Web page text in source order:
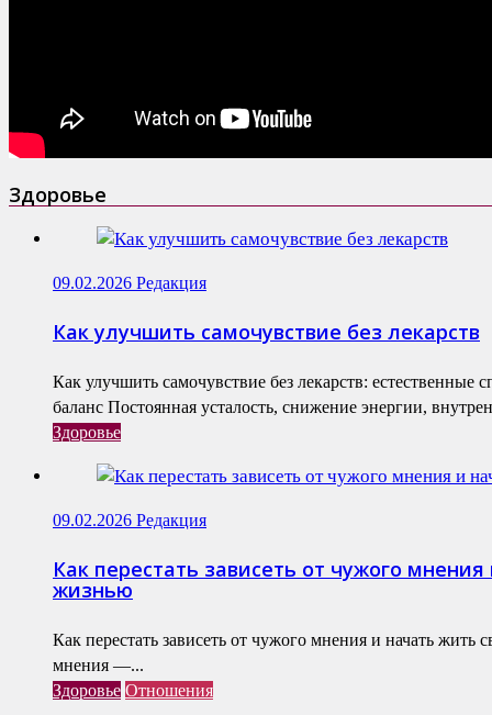
Здоровье
09.02.2026 Редакция
Как улучшить самочувствие без лекарств
Как улучшить самочувствие без лекарств: естественные
баланс Постоянная усталость, снижение энергии,
Здоровье
09.02.2026 Редакция
Как перестать зависеть от чужого
жизнью
Как перестать зависеть от чужого мнения и начать жить
мнения —...
Здоровье Отношения